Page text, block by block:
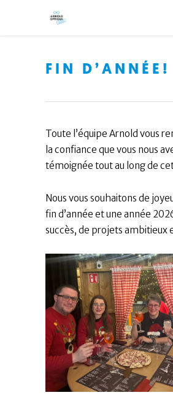
FIN D’ANNÉE!
Toute l’équipe Arnold vous
la confiance que vous nous
témoignée tout au long de
Nous vous souhaitons de
fin d’année et une année
succès, de projets ambitieux